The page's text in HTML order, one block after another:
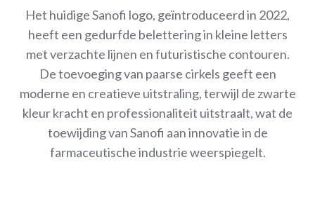
Het huidige Sanofi logo, geïntroduceerd in 2022,
heeft een gedurfde belettering in kleine letters
met verzachte lijnen en futuristische contouren.
De toevoeging van paarse cirkels geeft een
moderne en creatieve uitstraling, terwijl de zwarte
kleur kracht en professionaliteit uitstraalt, wat de
toewijding van Sanofi aan innovatie in de
farmaceutische industrie weerspiegelt.